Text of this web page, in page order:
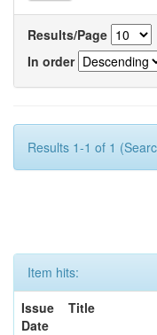
Results/Page
In order
Results 1-1 of 1
Item hits:
Issue
Date
Title